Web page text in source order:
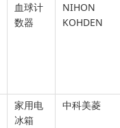
血球计
数器
NIHON
KOHDEN
家用电
冰箱
中科美菱